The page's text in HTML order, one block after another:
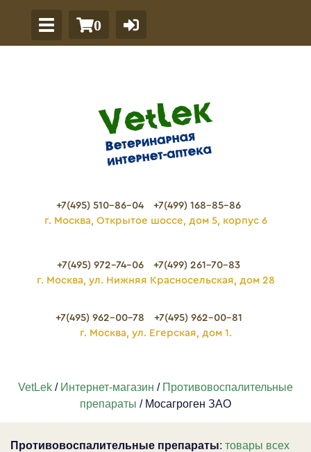
0
+7(495) 510-86-04
+7(499) 168-85-86
г. Москва, Открытое шоссе, дом 5, корпус 6
+7(495) 972-74-06
+7(499) 261-70-83
г. Москва, ул. Нижняя Красносельская, дом 28
+7(495) 962-00-78
+7(495) 962-00-81
г. Москва, ул. Егерская, дом 1.
VetLek / Интернет-магазин / Противовоспалительные
препараты / Мосагроген ЗАО
Противовоспалительные препараты: товары всех